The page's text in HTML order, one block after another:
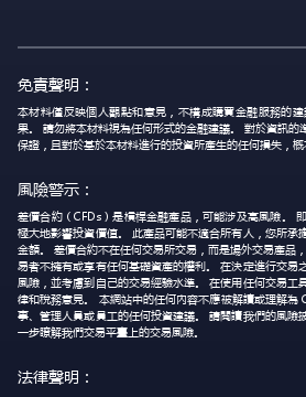
免責聲明：
本材料僅反映個人觀點和意見，不構成購買金融服務的
果。 請勿將本材料視為任何形式的金融建議。 對於資訊
保證，且對於基於本材料進行的投資所產生的任何損失，概
風險警示：
差價合約（CFDs）是槓桿金融產品，可能涉及高風險。
極大地影響投資價值。 此產品可能不適合所有人，您所承
金額。 差價合約不在任何交易所交易，而是場外交易產品
易者不擁有或享有任何基礎資產的權利。 在決定進行交易
風險，並考慮到自己的交易經驗水準。 在使用任何交易工
律和稅務意見。 本網站中的任何內容不應被解讀或理解為
事、管理人員或員工的任何投資建議。 請閱讀我們的風險
一步瞭解我們交易平臺上的交易風險。
法律聲明：